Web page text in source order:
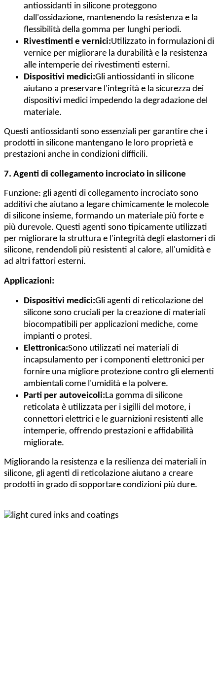
antiossidanti in silicone proteggono
dall'ossidazione, mantenendo la resistenza e la
flessibilità della gomma per lunghi periodi.
Rivestimenti e vernici:Utilizzato in formulazioni di
vernice per migliorare la durabilità e la resistenza
alle intemperie dei rivestimenti esterni.
Dispositivi medici:Gli antiossidanti in silicone
aiutano a preservare l'integrità e la sicurezza dei
dispositivi medici impedendo la degradazione del
materiale.
Questi antiossidanti sono essenziali per garantire che i
prodotti in silicone mantengano le loro proprietà e
prestazioni anche in condizioni difficili.
7. Agenti di collegamento incrociato in silicone
Funzione: gli agenti di collegamento incrociato sono
additivi che aiutano a legare chimicamente le molecole
di silicone insieme, formando un materiale più forte e
più durevole. Questi agenti sono tipicamente utilizzati
per migliorare la struttura e l'integrità degli elastomeri di
silicone, rendendoli più resistenti al calore, all'umidità e
ad altri fattori esterni.
Applicazioni:
Dispositivi medici:Gli agenti di reticolazione del
silicone sono cruciali per la creazione di materiali
biocompatibili per applicazioni mediche, come
impianti o protesi.
Elettronica:Sono utilizzati nei materiali di
incapsulamento per i componenti elettronici per
fornire una migliore protezione contro gli elementi
ambientali come l'umidità e la polvere.
Parti per autoveicoli:La gomma di silicone
reticolata è utilizzata per i sigilli del motore, i
connettori elettrici e le guarnizioni resistenti alle
intemperie, offrendo prestazioni e affidabilità
migliorate.
Migliorando la resistenza e la resilienza dei materiali in
silicone, gli agenti di reticolazione aiutano a creare
prodotti in grado di sopportare condizioni più dure.